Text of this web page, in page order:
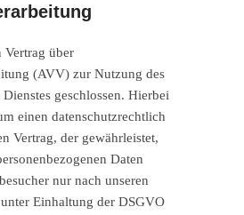
Vertrag über
(AVV) zur Nutzung des
geschlossen. Hierbei
einen datenschutzrechtlich
Vertrag, der gewährleistet,
Daten
nur nach unseren
Einhaltung der DSGVO